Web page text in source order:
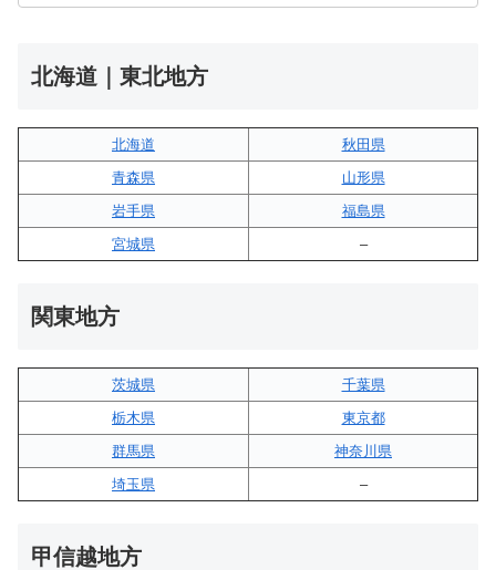
北海道｜東北地方
北海道
秋田県
青森県
山形県
岩手県
福島県
宮城県
–
関東地方
茨城県
千葉県
栃木県
東京都
群馬県
神奈川県
埼玉県
–
甲信越地方